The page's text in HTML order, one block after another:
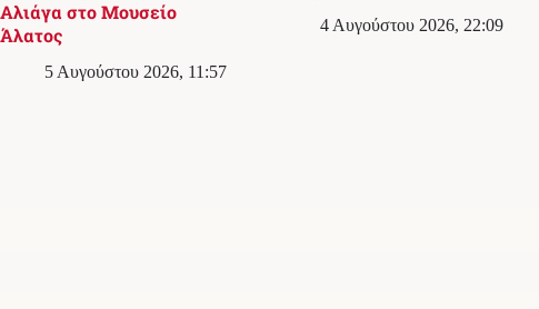
Αλιάγα στο Μουσείο
Άλατος
5 Αυγούστου 2026, 11:57
4 Αυγούστου 2026, 22:09